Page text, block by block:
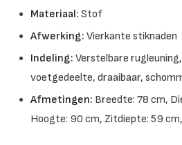
Materiaal: Stof
Afwerking: Vierkante stiknaden
Indeling: Verstelbare
voetgedeelte, draaibaar,
Afmetingen: Breedte: 78 cm,
Hoogte: 90 cm, Zitdiepte: 59